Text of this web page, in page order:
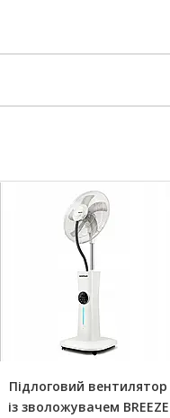
Підлоговий вентилятор
із зволожувачем BREEZE